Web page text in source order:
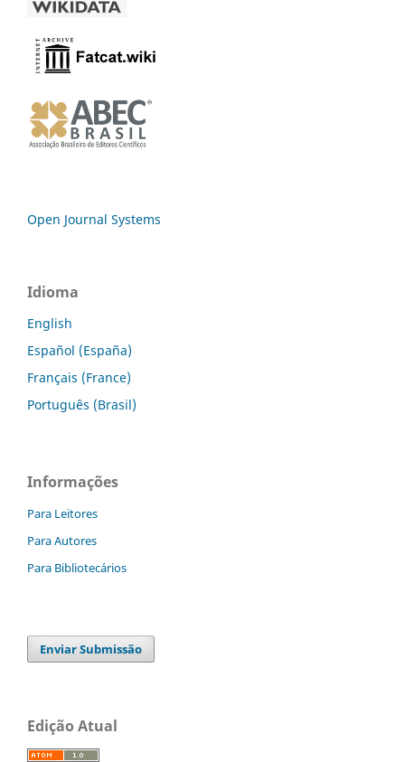
Open Journal Systems
Idioma
English
Español (España)
Français (France)
Português (Brasil)
Informações
Para Leitores
Para Autores
Para Bibliotecários
Enviar Submissão
Edição Atual